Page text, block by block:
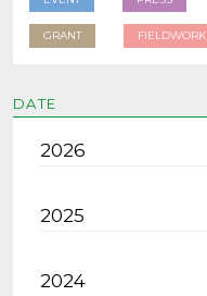
GRANT FIELDWORK
DATE
2026
2025
2024